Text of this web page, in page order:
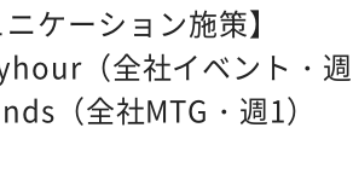
ニケーション施策】
（全社イベント・
（全社MTG・週1）